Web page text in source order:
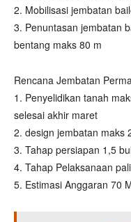
2. ⁠Mobilisasi jembatan
3. ⁠Penuntasan jembatan
bentang maks 80 m
Rencana Jembatan
1. Penyelidikan tanah
selesai akhir maret
2. ⁠design jembatan maks
3. ⁠Tahap persiapan 1,5
4. ⁠Tahap Pelaksanaan
5. ⁠Estimasi Anggaran 70